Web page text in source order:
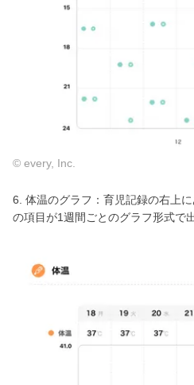
© every, Inc.
6. 体温のグラフ：育児記録の右上
の項目が1週間ごとのグラフ形式で